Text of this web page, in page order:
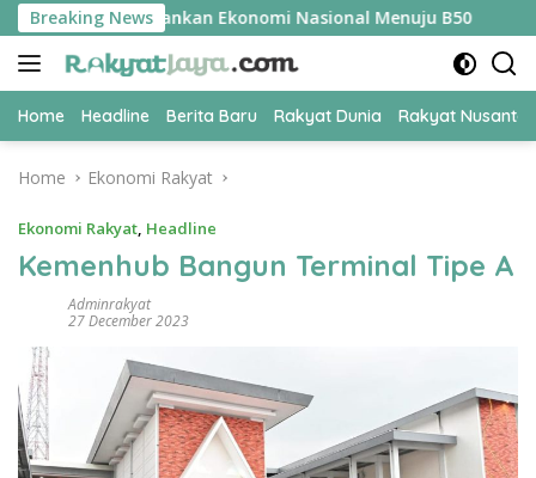
Skip
to
content
Breaking News
Kunci Amankan Ekonomi Nasional Menuju B50
Home Headline Berita Baru Rakyat Dunia Rakyat
Home Ekonomi Rakyat
Ekonomi Rakyat, Headline
Kemenhub Bangun Terminal Tipe A
Adminrakyat
27 December 2023